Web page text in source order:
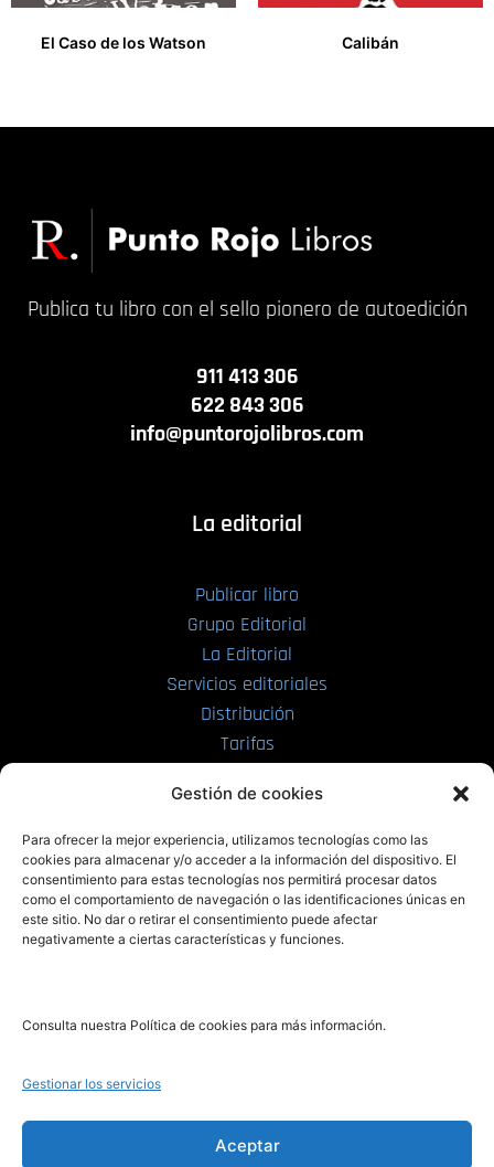
Gestión de cookies
Para ofrecer la mejor experiencia, utilizamos tecnologías como las
cookies para almacenar y/o acceder a la información del dispositivo. El
consentimiento para estas tecnologías nos permitirá procesar datos
como el comportamiento de navegación o las identificaciones únicas en
este sitio. No dar o retirar el consentimiento puede afectar
negativamente a ciertas características y funciones.
Consulta nuestra Política de cookies para más información.
Gestionar los servicios
Aceptar
El Caso de los Watson
Calibán
Publica tu libro con el sello pionero de autoedición
911 413 306
622 843 306
info@puntorojolibros.com
La editorial
Publicar libro
Grupo Editorial
La Editorial
Servicios editoriales
Distribución
Tarifas
PRL | Films
PRL | Play
PRL | LAB
Noticias
Legal